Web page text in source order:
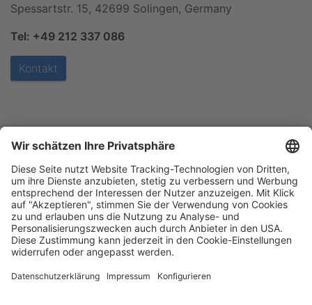
Spessartstr. 15, 42699 Solingen, Germany
Tel: +49 212 337 086
Kontakt
Blätterkatalog
Unternehmen
AGB
Messe
Garantie
Impressum
Datenschutz
Barrierefreiheitserklärung
Cookie-Einstellungen
Aesculap Schermaschinen